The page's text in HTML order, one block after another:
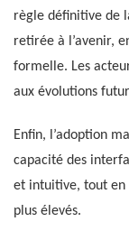
règle définitive de
retirée à l’avenir,
formelle. Les
aux évolutions
Enfin, l’adoption
capacité des
et intuitive, tout en
plus élevés.